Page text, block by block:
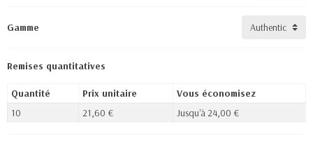
Gamme
Remises quantitatives
Quantité Prix unitaire
Vous économisez
10
21,60 € Jusqu'à 24,00 €